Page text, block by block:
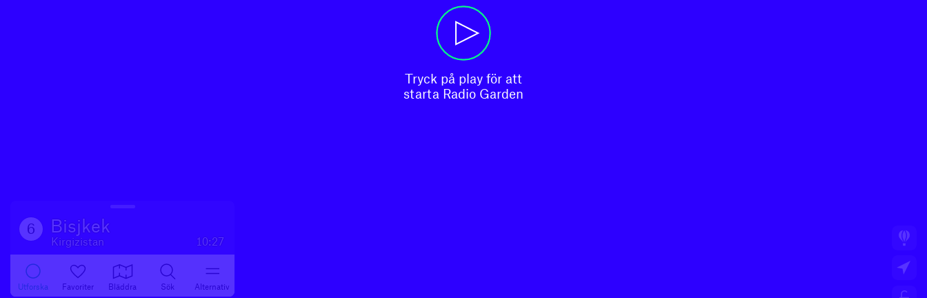
Tryck på play för att
starta Radio Garden
6 Bisjkek
Kirgizistan 10:27
Utforska Favoriter Bläddra Sök Alternativ